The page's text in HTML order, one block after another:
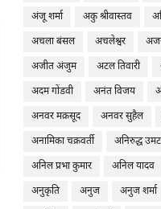
अंजू शर्मा
अकु श्रीवास्तव
अचला बंसल
अचलेश्वर
अजीत अंजुम
अटल तिवारी
अदम गोंडवी
अनंत विजय
अनवर मक़सूद
अनवर सुहैल
अनामिका चक्रवर्ती
अनिरुद्ध उमट
अनिल प्रभा कुमार
अनिल यादव
अनुकृति
अनुज अनुज शर्मा